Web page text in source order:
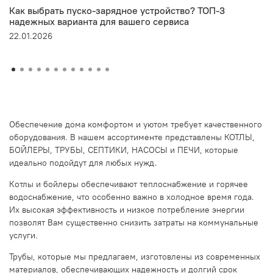
Как выбрать пуско-зарядное устройство? ТОП-3
надежных варианта для вашего сервиса
22.01.2026
Обеспечение дома комфортом и уютом требует качественного
оборудования. В нашем ассортименте представлены КОТЛЫ,
БОЙЛЕРЫ, ТРУБЫ, СЕПТИКИ, НАСОСЫ и ПЕЧИ, которые
идеально подойдут для любых нужд.
Котлы и бойлеры обеспечивают теплоснабжение и горячее
водоснабжение, что особенно важно в холодное время года.
Их высокая эффективность и низкое потребление энергии
позволят Вам существенно снизить затраты на коммунальные
услуги.
Трубы, которые мы предлагаем, изготовлены из современных
материалов, обеспечивающих надежность и долгий срок